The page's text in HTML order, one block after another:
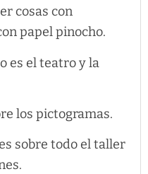
cosas con
papel pinocho.
es el teatro y la
los pictogramas.
sobre todo el taller